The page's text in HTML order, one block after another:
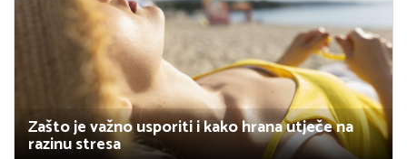
Zašto je važno usporiti i kako hrana utječe na
razinu stresa